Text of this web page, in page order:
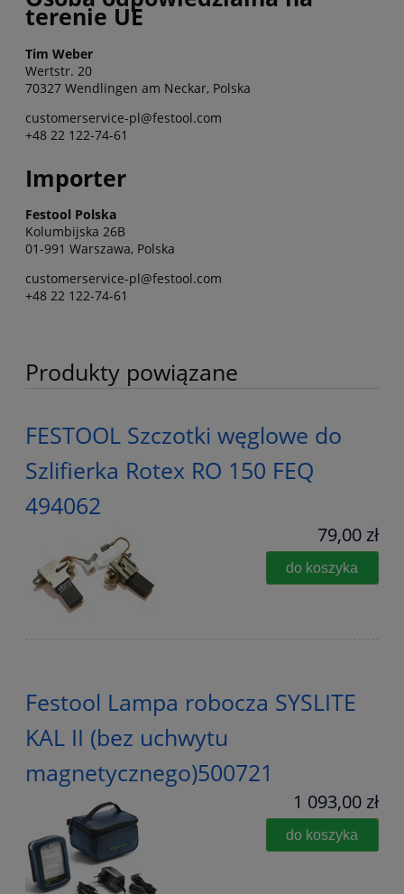
terenie UE
Tim Weber
Wertstr. 20
70327 Wendlingen am Neckar, Polska
customerservice-pl@festool.com
+48 22 122-74-61
Importer
Festool Polska
Kolumbijska 26B
01-991 Warszawa, Polska
customerservice-pl@festool.com
+48 22 122-74-61
Produkty powiązane
FESTOOL Szczotki węglowe do
Szlifierka Rotex RO 150 FEQ
494062
79,00 zł
do koszyka
Festool Lampa robocza SYSLITE
KAL II (bez uchwytu
magnetycznego)500721
1 093,00 zł
do koszyka